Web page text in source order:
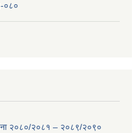
०८०
२०८०/२०८१ – २०८९/२०९०